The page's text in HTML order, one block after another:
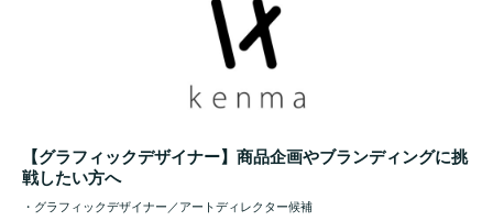
【グラフィックデザイナー】商品企画やブランディングに挑
戦したい方へ
・グラフィックデザイナー／アートディレクター候補